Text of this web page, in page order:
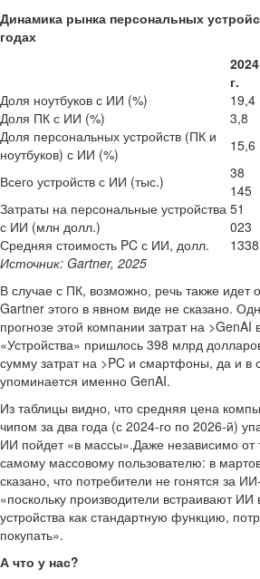
Динамика рынка персональных
годах
2024
г.
Доля ноутбуков с ИИ (%)
19,4
Доля ПК с ИИ (%)
3,8
Доля персональных устройств (ПК и
ноутбуков) с ИИ (%)
15,6
Всего устройств с ИИ (тыс.)
38
145
Затраты на персональные устройства
с ИИ (млн долл.)
51
023
Средняя стоимость PC с ИИ, долл.
1338
Источник: Gartner, 2025
В случае с ПК, возможно, речь также идет
Gartner этого в явном виде не сказано.
прогнозе этой компании затрат на
«Устройства» пришлось 398 млрд
сумму затрат на >PC и смартфоны, да и в
упоминается именно GenAI.
Из таблицы видно, что средняя цена
чипом за два года (с 2024-го по 2026-й)
ИИ пойдет «в массы».Даже независимо от
самому массовому пользователю: в
сказано, что потребители не гонятся за
«поскольку производители встраивают ИИ
устройства как стандартную функцию,
покупать».
А что у нас?